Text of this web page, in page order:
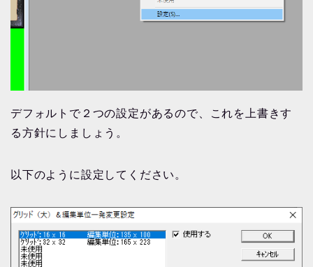
デフォルトで２つの設定があるので、これを上書きす
る方針にしましょう。
以下のように設定してください。